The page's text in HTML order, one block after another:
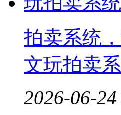
拍卖系统
文玩拍卖
2026-06-24